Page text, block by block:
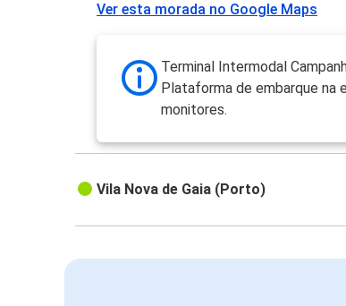
Ver esta morada no Google Maps
Terminal Intermodal
Plataforma de embarque na
monitores.
Vila Nova de Gaia (Porto)